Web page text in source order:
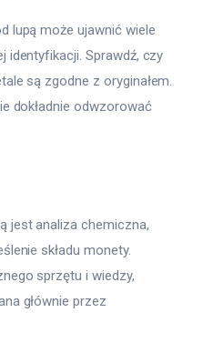
lupą może ujawnić wiele
identyfikacji. Sprawdź, czy
są zgodne z oryginałem.
dokładnie odwzorować
jest analiza chemiczna,
składu monety.
sprzętu i wiedzy,
głównie przez